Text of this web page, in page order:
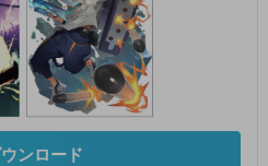
ンロード